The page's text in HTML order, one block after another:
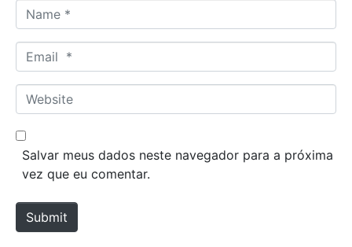
a
m
*
m
a
*
W
e
b
e
Salvar meus dados neste navegador para a próxima
vez que eu comentar.
Submit